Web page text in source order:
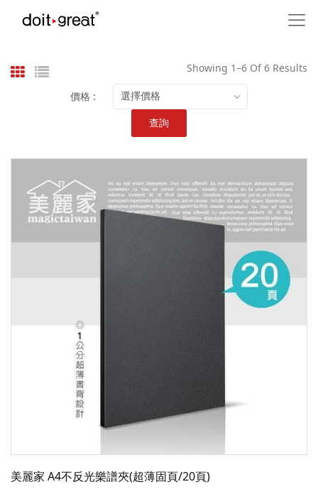
Showing 1–6 Of 6 Results
價格 : 選擇價格
查詢
美麗家 A4不反光樂譜夾(超薄固頁/20頁)